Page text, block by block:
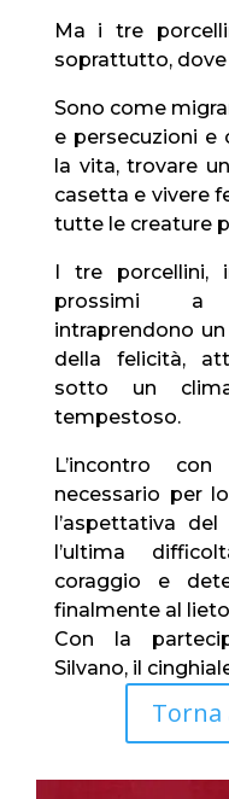
Ma i tre
soprattutto,
Sono come
e persecuzioni e
la vita, trovare
casetta e vivere
tutte le creature
I tre porcellini,
prossimi a
intraprendono
della felicità,
sotto un
tempestoso.
L’incontro
necessario per
l’aspettativa
l’ultima
coraggio e
finalmente al
Con la
Silvano, il
Torna